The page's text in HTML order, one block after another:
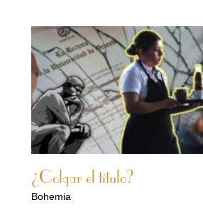
¿Colgar el título?
Bohemia